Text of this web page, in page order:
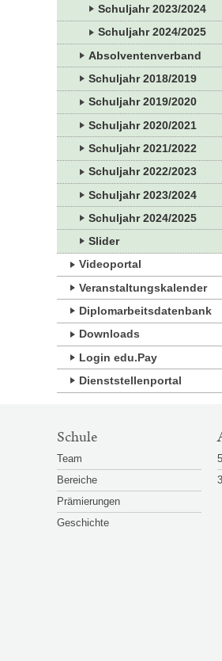
Schuljahr 2023/2024
Schuljahr 2024/2025
Absolventenverband
Schuljahr 2018/2019
Schuljahr 2019/2020
Schuljahr 2020/2021
Schuljahr 2021/2022
Schuljahr 2022/2023
Schuljahr 2023/2024
Schuljahr 2024/2025
Slider
Videoportal
Veranstaltungskalender
Diplomarbeitsdatenbank
Downloads
Login edu.Pay
Dienststellenportal
SITEMAP-
NAVIGATION
Schule
Team
Bereiche
Prämierungen
Geschichte